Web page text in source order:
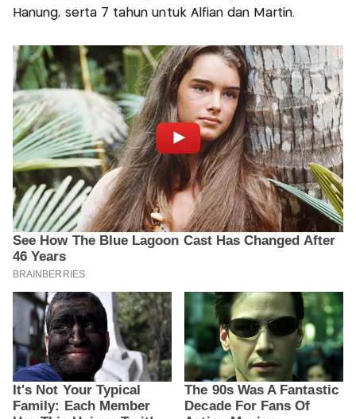
Hanung, serta 7 tahun untuk Alfian dan Martin.